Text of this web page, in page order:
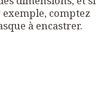
comptez
à encastrer.